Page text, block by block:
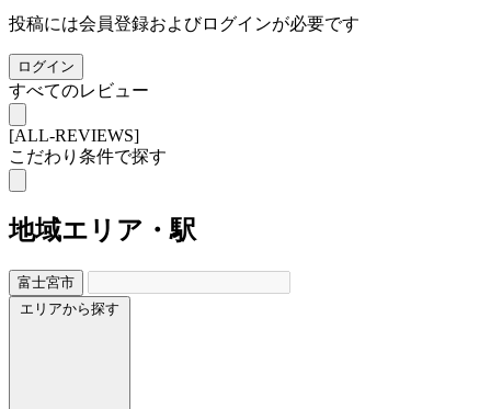
投稿には会員登録およびログインが必要です
ログイン
すべてのレビュー
[ALL-REVIEWS]
こだわり条件で探す
地域エリア・駅
富士宮市
エリアから探す